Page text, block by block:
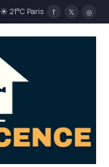
☀ 21°C Paris f 𝕏 ◎